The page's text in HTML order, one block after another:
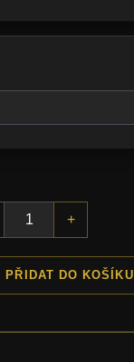
+
PŘIDAT DO KOŠÍKU